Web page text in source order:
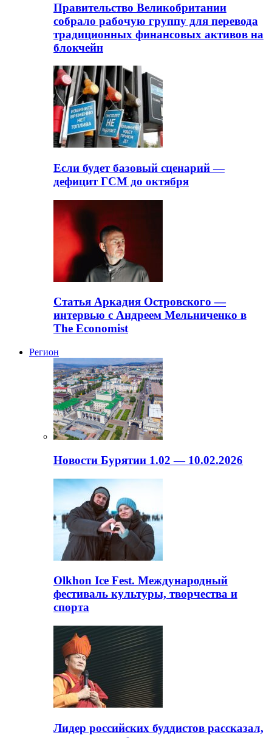
Правительство Великобритании
собрало рабочую группу для перевода
традиционных финансовых активов на
блокчейн
Если будет базовый сценарий —
дефицит ГСМ до октября
Статья Аркадия Островского —
интервью с Андреем Мельниченко в
The Economist
Регион
Новости Бурятии 1.02 — 10.02.2026
Olkhon Ice Fest. Международный
фестиваль культуры, творчества и
спорта
Лидер российских буддистов рассказал,